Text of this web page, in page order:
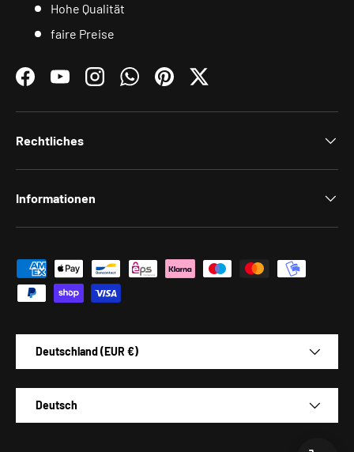
Hohe Qualität
faire Preise
FacebookYouTubeInstagramWhatsAppPinterestTwitter
Rechtliches
Informationen
Zahlungsmethoden
Deutschland (EUR €)
Deutsch